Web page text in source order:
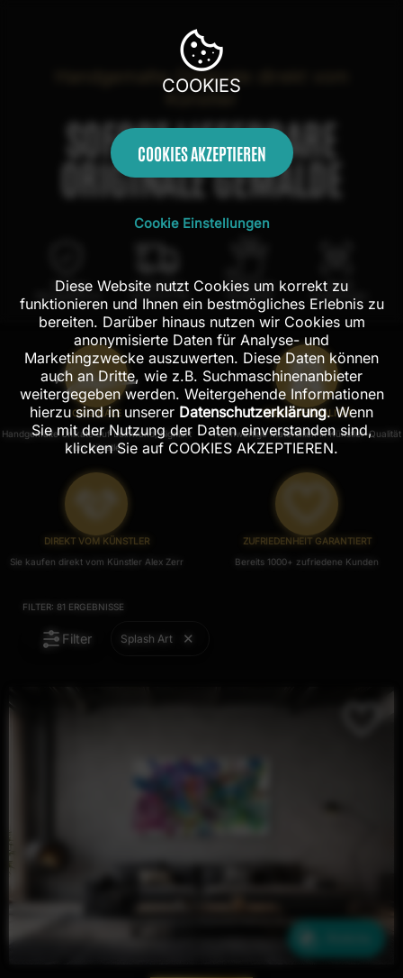
Handgemalte Originale direkt vom
Künstler
SOFORT LIEFERBARE
ORIGINALE GEMÄLDE
100 Tage
Rückgaberecht
Kostenloser
Versand in DE
100% echte
Handarbeit
Mit AR
Probehängen
ORIGINALE
Handgemalte Unikate auf Leinwand, Signiert
vom Künstler.
PREMIUM-QUALITÄT
Hochwertige Materialien in Künstler-Qualität
DIREKT VOM KÜNSTLER
Sie kaufen direkt vom Künstler Alex Zerr
ZUFRIEDENHEIT GARANTIERT
Bereits 1000+ zufriedene Kunden
FILTER: 81 ERGEBNISSE
Filter Splash Art
COOKIES
COOKIES AKZEPTIEREN
Cookie Einstellungen
Diese Website nutzt Cookies um korrekt zu
funktionieren und Ihnen ein bestmögliches Erlebnis zu
bereiten. Darüber hinaus nutzen wir Cookies um
anonymisierte Daten für Analyse- und
Marketingzwecke auszuwerten. Diese Daten können
auch an Dritte, wie z.B. Suchmaschinenanbieter
weitergegeben werden. Weitergehende Informationen
hierzu sind in unserer Datenschutzerklärung. Wenn
Sie mit der Nutzung der Daten einverstanden sind,
klicken Sie auf COOKIES AKZEPTIEREN.